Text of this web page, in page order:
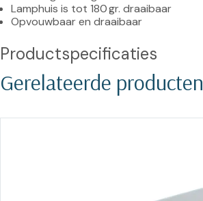
Lamphuis is tot 180 gr. draaibaar
Opvouwbaar en draaibaar
Productspecificaties
Gerelateerde producten